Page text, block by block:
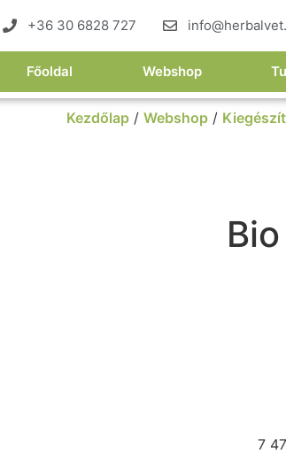
+36 30 6828 727
Főoldal Webshop
Kezdőlap / Webshop /
7